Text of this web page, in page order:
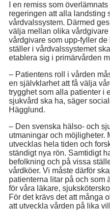
I en remiss som
regeringen att alla landsting
vårdvalssystem. Därmed
välja mellan olika
vårdgivare som upp-fyller
ställer i vårdvalssystemet
etablera sig i primärvården
– Patientens roll i vården
en självklarhet att få välja
trygghet som alla patienter i
sjukvård ska ha, säger
Hägglund.
– Den svenska hälso- och
utmaningar och möjligheter.
utvecklas hela tiden och
ständigt nya rön. Samtidigt
befolkning och på vissa
vårdköer. Vi måste därför
patienterna litar på och som
för våra läkare,
För det krävs det att många
att utveckla vården på lika